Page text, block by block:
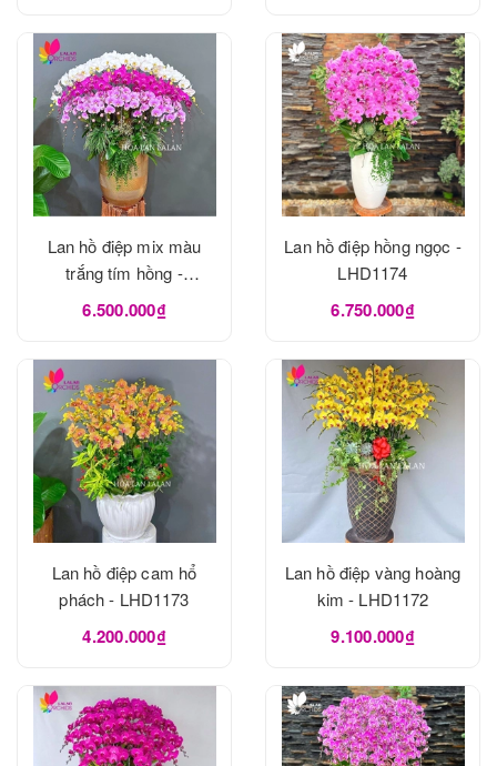
Lan hồ điệp mix màu
trắng tím hồng -
LHD1175
6.500.000₫
Lan hồ điệp hồng ngọc -
LHD1174
6.750.000₫
Lan hồ điệp cam hổ
phách - LHD1173
4.200.000₫
Lan hồ điệp vàng hoàng
kim - LHD1172
9.100.000₫